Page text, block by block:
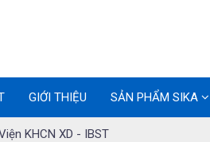
GIỚI THIỆU SẢN PHẨM SIKA
KHCN XD - IBST